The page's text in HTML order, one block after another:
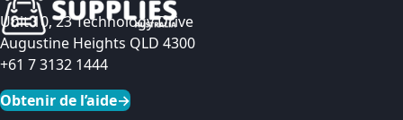
Unit 10, 23 Technology Drive
Augustine Heights QLD 4300
+61 7 3132 1444
Obtenir de l’aide→